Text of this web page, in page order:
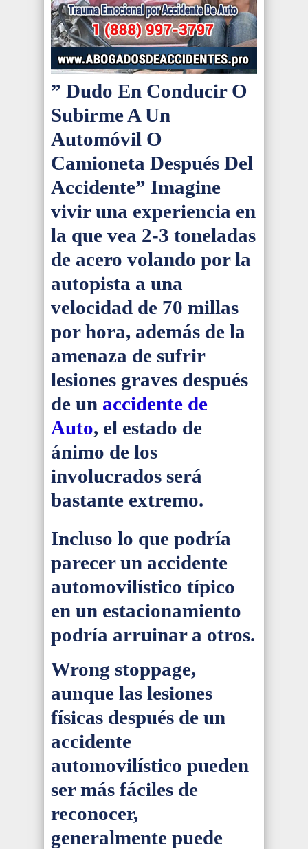
” Dudo En Conducir O
Subirme A Un
Automóvil O
Camioneta Después Del
Accidente” Imagine
vivir una experiencia en
la que vea 2-3 toneladas
de acero volando por la
autopista a una
velocidad de 70 millas
por hora, además de la
amenaza de sufrir
lesiones graves después
de un accidente de
Auto, el estado de
ánimo de los
involucrados será
bastante extremo.
Incluso lo que podría
parecer un accidente
automovilístico típico
en un estacionamiento
podría arruinar a otros.
Wrong stoppage,
aunque las lesiones
físicas después de un
accidente
automovilístico pueden
ser más fáciles de
reconocer,
generalmente puede